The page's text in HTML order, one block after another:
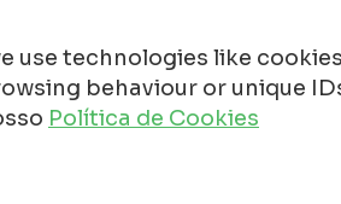
use technologies like
behaviour or unique
Política de Cookies